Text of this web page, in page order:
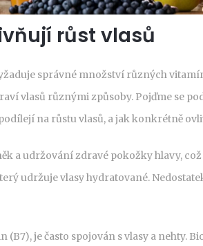
růst vlasů
správné množství různých
vlasů různými způsoby. Pojďme se
na růstu vlasů, a jak konkrétně
a udržování zdravé pokožky hlavy,
udržuje vlasy hydratované.
(B7), je často spojován s vlasy a nehty.